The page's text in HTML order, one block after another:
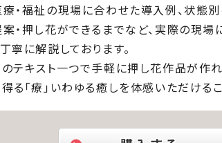
療・福祉の現場に合わせた導入例、状態
・押し花ができるまでなど、実際の現場
寧に解説しております。
のテキスト一つで手軽に押し花作品が作れ
る「療」いわゆる癒しを体感いただけるこ